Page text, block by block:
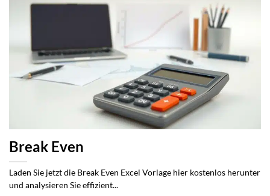
Break Even
Laden Sie jetzt die Break Even Excel Vorlage hier kostenlos herunter
und analysieren Sie effizient...